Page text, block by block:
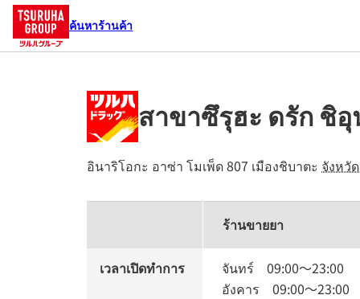
ค้นหาร้านค้า
สาขาซึรุฮะ ดรัก ชิ
อินาริโอกะ อาซ่า โมเพ็ด 807 เมืองชิบาตะ จังหวั
ร้านขายยา
เวลาเปิดทำการ จันทร์ 09:00～23:00
อังคาร 09:00～23:00